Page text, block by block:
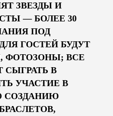
ЗВЕЗДЫ И
— БОЛЕЕ 30
ПОД
ГОСТЕЙ БУДУТ
ФОТОЗОНЫ; ВСЕ
В
УЧАСТИЕ В
СОЗДАНИЮ